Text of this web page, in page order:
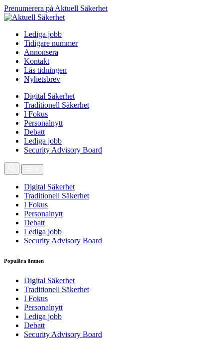
Prenumerera på Aktuell Säkerhet
Lediga jobb
Tidigare nummer
Annonsera
Kontakt
Läs tidningen
Nyhetsbrev
Digital Säkerhet
Traditionell Säkerhet
I Fokus
Personalnytt
Debatt
Lediga jobb
Security Advisory Board
Digital Säkerhet
Traditionell Säkerhet
I Fokus
Personalnytt
Debatt
Lediga jobb
Security Advisory Board
Populära ämnen
Digital Säkerhet
Traditionell Säkerhet
I Fokus
Personalnytt
Lediga jobb
Debatt
Security Advisory Board